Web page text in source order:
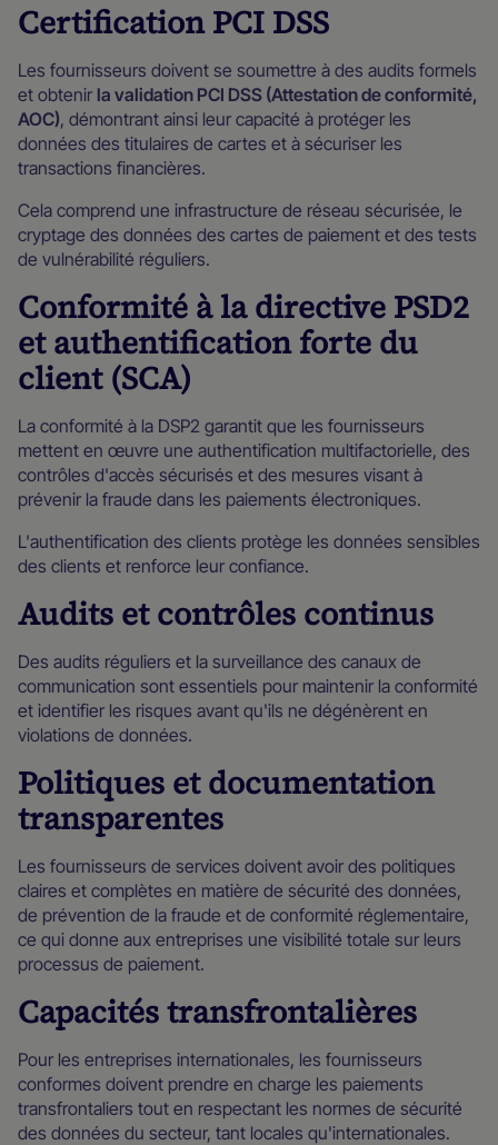
Certification PCI DSS
Les fournisseurs doivent se soumettre à des audits formels
et obtenir la validation PCI DSS (Attestation de conformité,
AOC), démontrant ainsi leur capacité à protéger les
données des titulaires de cartes et à sécuriser les
transactions financières.
Cela comprend une infrastructure de réseau sécurisée, le
cryptage des données des cartes de paiement et des tests
de vulnérabilité réguliers.
Conformité à la directive PSD2
et authentification forte du
client (SCA)
La conformité à la DSP2 garantit que les fournisseurs
mettent en œuvre une authentification multifactorielle, des
contrôles d'accès sécurisés et des mesures visant à
prévenir la fraude dans les paiements électroniques.
L'authentification des clients protège les données sensibles
des clients et renforce leur confiance.
Audits et contrôles continus
Des audits réguliers et la surveillance des canaux de
communication sont essentiels pour maintenir la conformité
et identifier les risques avant qu'ils ne dégénèrent en
violations de données.
Politiques et documentation
transparentes
Les fournisseurs de services doivent avoir des politiques
claires et complètes en matière de sécurité des données,
de prévention de la fraude et de conformité réglementaire,
ce qui donne aux entreprises une visibilité totale sur leurs
processus de paiement.
Capacités transfrontalières
Pour les entreprises internationales, les fournisseurs
conformes doivent prendre en charge les paiements
transfrontaliers tout en respectant les normes de sécurité
des données du secteur, tant locales qu'internationales.